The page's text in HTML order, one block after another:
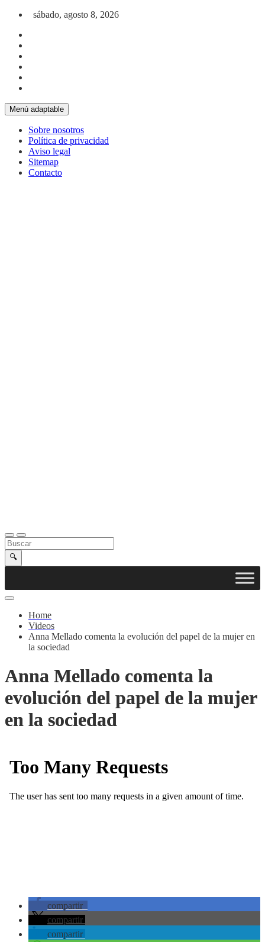
Saltar al contenido
sábado, agosto 8, 2026
Menú adaptable
Sobre nosotros
Política de privacidad
Aviso legal
Sitemap
Contacto
Buscar en la web
Buscar
🔍
Home
Videos
Anna Mellado comenta la evolución del papel de la mujer en
la sociedad
Anna Mellado comenta la
evolución del papel de la mujer
en la sociedad
compartir
compartir
compartir